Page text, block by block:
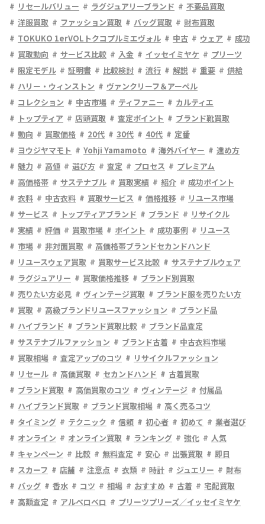
リセールバリュー
ラグジュアリーブランド
不要品買取
洋服買取
ファッション買取 バッグ買取
財布買取
TOKUKO 1erVOLトクコプルミエヴォル
中古 ウェア
成功
買取動向
サービス比較 入金 イッセイミヤケ
プリーツ
限定モデル
証明書 比較検討 流行 解説 重要
供給
ハリー・ウィンストン
ヴァンクリーフ＆アーペル
コレクション
中古市場 ティファニー
カルティエ
トップティア
店頭買取 査定ポイント
ブランド靴買取
動向
買取価格 20代 30代 40代
定番
ヨウジヤマモト
Yohji Yamamoto 海外バイヤー
進め方
魅力
高値 選び方 査定 プロセス
プレミアム
高価格帯
サステナブル 買取実績 紹介
成功ポイント
衣料
中古衣料 買取サービス 価格推移
リユース市場
サービス
トップティアブランド ブランド
リサイクル
実績
評価 買取市場 ポイント 成功事例
リユース
市場
非対面買取
高価格帯ブランドセカンドハンド
リユースウェア買取
買取サービス比較
サステナブルウェア
ラグジュアリー
買取価格推移
ブランド別買取
売りたい方必見
ヴィンテージ買取
ブランド服を売りたい方
買取
高級ブランドリユースファッション
ブランド品
ハイブランド
ブランド買取比較
ブランド品査定
サステナブルファッション
ブランド古着
中古衣料市場
買取相場
査定アップのコツ
リサイクルファッション
リセール
高価買取 セカンドハンド
古着買取
ブランド買取
高価買取のコツ ヴィンテージ
付属品
ハイブランド買取
ブランド買取相場
高く売るコツ
タイミング
テクニック 信頼 初心者 初めて
業者選び
オンライン
オンライン買取 ランキング 強化
人気
キャンペーン
比較 無料査定 安心 出張買取
即日
スカーフ
店舗 注意点 衣類 時計 ジュエリー
財布
バッグ
香水 コツ 相場 おすすめ 古着
宅配買取
高額査定
アルベロベロ プリーツプリーズ／イッセイミヤケ